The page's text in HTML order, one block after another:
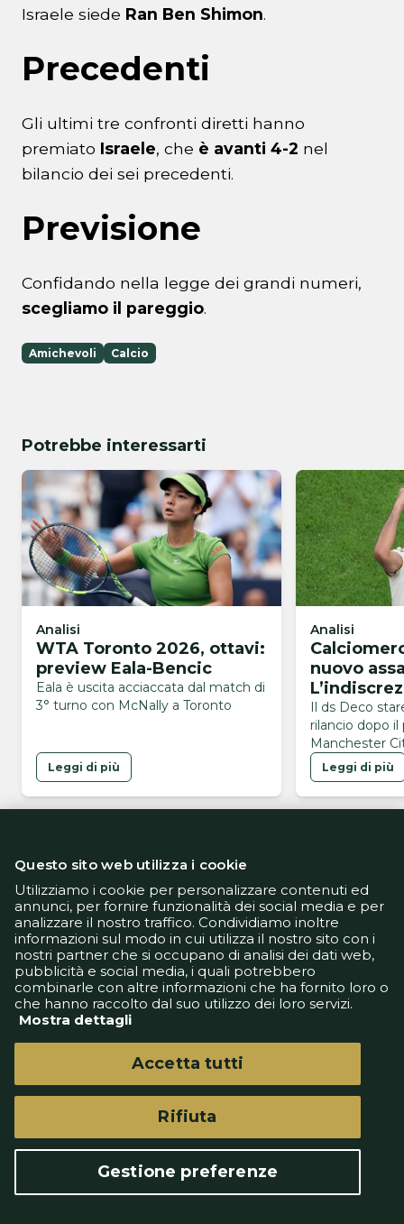
Israele siede Ran Ben Shimon.
Precedenti
Gli ultimi tre confronti diretti hanno
premiato Israele, che è avanti 4-2 nel
bilancio dei sei precedenti.
Previsione
Confidando nella legge dei grandi numeri,
scegliamo il pareggio.
Amichevoli Calcio
Potrebbe interessarti
Analisi
WTA Toronto 2026, ottavi:
preview Eala-Bencic
Eala è uscita acciaccata dal match di
3° turno con McNally a Toronto
Leggi di più
Analisi
nuovo
del
Il ds Deco
rilancio dopo
Manchester
avrebbe già
volontà di
blaugrana
Leggi di più
Informativa Privacy
Informativa Cookie
Tech App
Gestione preferenze
support@goldbetlive.it
GoldBetlive è un sito di GBO Italy Spa
Questo sito non rappresenta una testata
giornalistica in quanto viene aggiornato senza
alcuna periodicità.
Questo sito web utilizza i cookie
Utilizziamo i cookie per personalizzare contenuti ed
annunci, per fornire funzionalità dei social media e per
analizzare il nostro traffico. Condividiamo inoltre
informazioni sul modo in cui utilizza il nostro sito con i
nostri partner che si occupano di analisi dei dati web,
pubblicità e social media, i quali potrebbero
combinarle con altre informazioni che ha fornito loro o
che hanno raccolto dal suo utilizzo dei loro servizi.
Mostra dettagli
Gestione preferenze
Rifiuta
Accetta tutti